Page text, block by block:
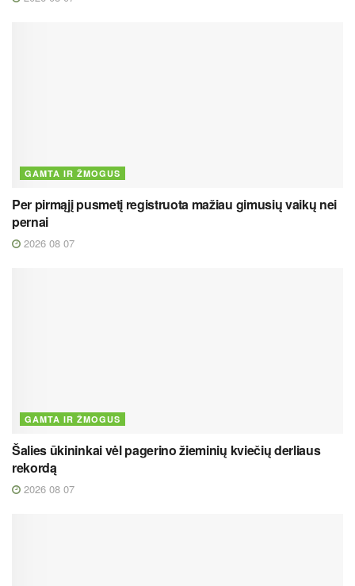
GAMTA IR ŽMOGUS
Per pirmąjį pusmetį registruota mažiau gimusių vaikų nei
pernai
2026 08 07
GAMTA IR ŽMOGUS
Šalies ūkininkai vėl pagerino žieminių kviečių derliaus
rekordą
2026 08 07